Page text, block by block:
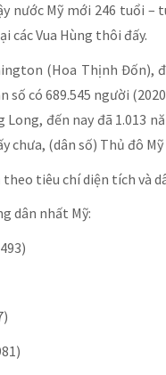
nước Mỹ mới 246 tuổi
Vua Hùng thôi đấy.
(Hoa Thịnh Đốn),
số có 689.545 người
đến nay đã 1.013
chưa, (dân số) Thủ đô
theo tiêu chí diện tích và
dân nhất Mỹ: